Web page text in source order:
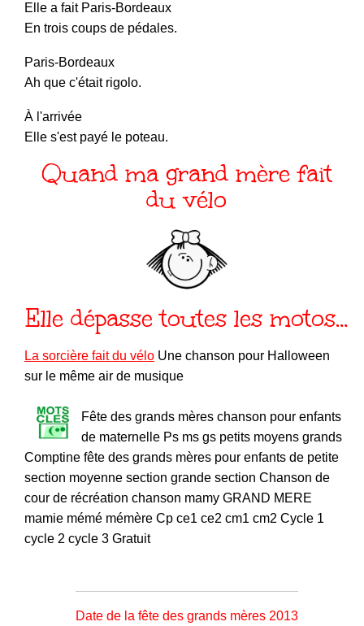
Elle a fait Paris-Bordeaux
En trois coups de pédales.
Paris-Bordeaux
Ah que c'était rigolo.
À l'arrivée
Elle s'est payé le poteau.
Quand ma grand mère fait
du vélo
Elle dépasse toutes les motos…
La sorcière fait du vélo Une chanson pour Halloween
sur le même air de musique
Fête des grands mères chanson pour enfants
de maternelle Ps ms gs petits moyens grands
Comptine fête des grands mères pour enfants de petite
section moyenne section grande section Chanson de
cour de récréation chanson mamy GRAND MERE
mamie mémé mémère Cp ce1 ce2 cm1 cm2 Cycle 1
cycle 2 cycle 3 Gratuit
Date de la fête des grands mères 2013